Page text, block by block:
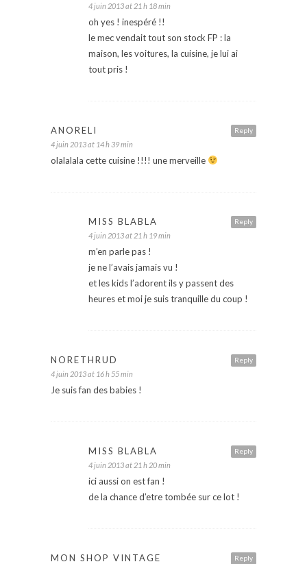
4 juin 2013 at 21 h 18 min
oh yes ! inespéré !!
le mec vendait tout son stock FP : la
maison, les voitures, la cuisine, je lui ai
tout pris !
Reply
ANORELI
4 juin 2013 at 14 h 39 min
olalalala cette cuisine !!!! une merveille
Reply
MISS BLABLA
4 juin 2013 at 21 h 19 min
m’en parle pas !
je ne l’avais jamais vu !
et les kids l’adorent ils y passent des
heures et moi je suis tranquille du coup !
Reply
NORETHRUD
4 juin 2013 at 16 h 55 min
Je suis fan des babies !
Reply
MISS BLABLA
4 juin 2013 at 21 h 20 min
ici aussi on est fan !
de la chance d’etre tombée sur ce lot !
Reply
MON SHOP VINTAGE